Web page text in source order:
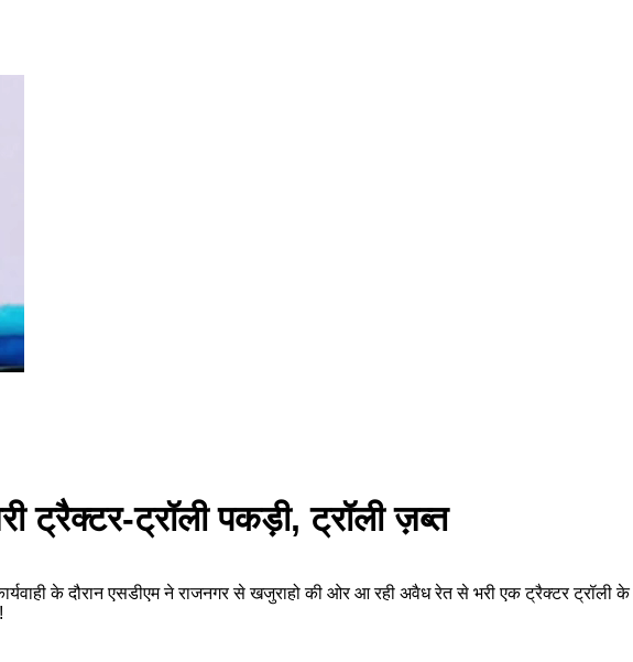
ट्रैक्टर-ट्रॉली पकड़ी, ट्रॉली ज़ब्त
के दौरान एसडीएम ने राजनगर से खजुराहो की ओर आ रही अवैध रेत से भरी एक ट्रैक्टर ट्रॉली